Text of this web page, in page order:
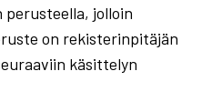
perusteella, jolloin
on rekisterinpitäjän
käsittelyn